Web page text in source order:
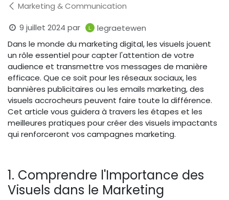
Marketing & Communication
9 juillet 2024 par
legraetewen
Dans le monde du marketing digital, les visuels jouent
un rôle essentiel pour capter l'attention de votre
audience et transmettre vos messages de manière
efficace. Que ce soit pour les réseaux sociaux, les
bannières publicitaires ou les emails marketing, des
visuels accrocheurs peuvent faire toute la différence.
Cet article vous guidera à travers les étapes et les
meilleures pratiques pour créer des visuels impactants
qui renforceront vos campagnes marketing.
1. Comprendre l'Importance des
Visuels dans le Marketing